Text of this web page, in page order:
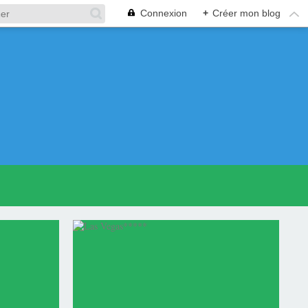
Connexion + Créer mon blog